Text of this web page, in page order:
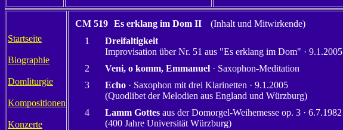
Startseite
Biographie
Domliturgie
Kompositionen
Konzerte
CM 519 Es erklang im Dom II
(Inhalt und Mitwirkende)
1
Dreifaltigkeit
Improvisation über Nr. 51 aus "Es erklang im Dom" · 9.1.2005
2
Veni, o komm, Emmanuel · Saxophon-Meditation
3
Echo · Saxophon mit drei Klarinetten · 9.1.2005
(Quodlibet der Melodien aus England und Würzburg)
4
Lamm Gottes aus der Domorgel-Weihemesse op. 3 · 6.7.1982
(400 Jahre Universität Würzburg)